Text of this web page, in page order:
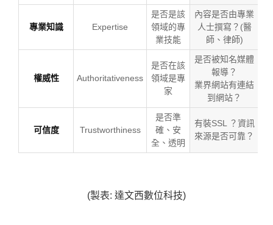
專業知識 Expertise
是否是該
領域的專
業技能
內容是否由專業
人士撰寫？(醫
師、律師)
權威性 Authoritativeness
是否在該
領域是專
家
是否被知名媒體
報導？
業界網站有連結
到網站？
可信度 Trustworthiness
是否準
確、安
全、透明
有裝SSL ？資訊
來源是否可靠？
(製表: 達文西數位科技)